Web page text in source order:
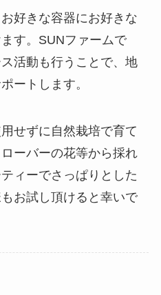
好きな容器にお好きな
す。SUNファームで
活動も行うことで、地
ートします。
せずに自然栽培で育て
ーバーの花等から採れ
ィーでさっぱりとした
お試し頂けると幸いで